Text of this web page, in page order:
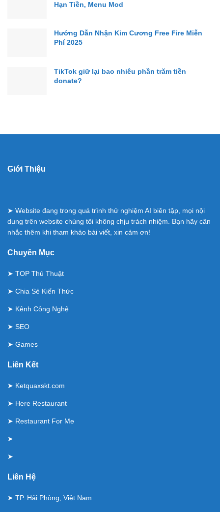
Hạn Tiền, Menu Mod
Hướng Dẫn Nhận Kim Cương Free Fire Miễn
Phí 2025
TikTok giữ lại bao nhiêu phần trăm tiền
donate?
Giới Thiệu
➤ Website đang trong quá trình thử nghiệm AI biên tập, mọi nội
dung trên website chúng tôi không chịu trách nhiệm. Bạn hãy cân
nhắc thêm khi tham khảo bài viết, xin cảm ơn!
Chuyên Mục
➤ TOP Thủ Thuật
➤ Chia Sẻ Kiến Thức
➤ Kênh Công Nghệ
➤ SEO
➤ Games
Liên Kết
➤ Ketquaxskt.com
➤ Here Restaurant
➤ Restaurant For Me
➤
➤
Liên Hệ
➤ TP. Hải Phòng, Việt Nam